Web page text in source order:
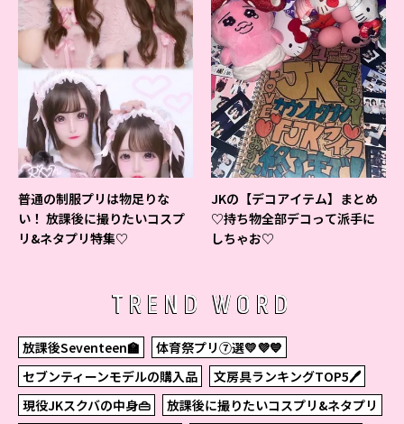
普通の制服プリは物足りな
い！ 放課後に撮りたいコスプ
リ&ネタプリ特集♡
JKの【デコアイテム】まとめ
♡持ち物全部デコって派手に
しちゃお♡
TREND WORD
放課後Seventeen🏫
体育祭プリ⑦選💛💜💙
セブンティーンモデルの購入品
文房具ランキングTOP5🖊
現役JKスクバの中身👜
放課後に撮りたいコスプリ&ネタプリ